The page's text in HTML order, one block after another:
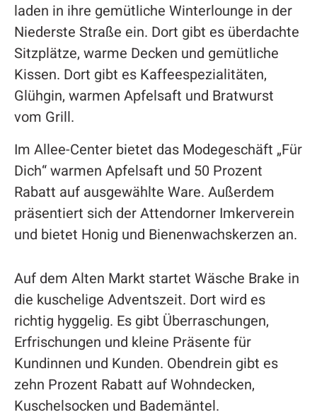
laden in ihre gemütliche Winterlounge in der
Niederste Straße ein. Dort gibt es überdachte
Sitzplätze, warme Decken und gemütliche
Kissen. Dort gibt es Kaffeespezialitäten,
Glühgin, warmen Apfelsaft und Bratwurst
vom Grill.
Im Allee-Center bietet das Modegeschäft „Für
Dich“ warmen Apfelsaft und 50 Prozent
Rabatt auf ausgewählte Ware. Außerdem
präsentiert sich der Attendorner Imkerverein
und bietet Honig und Bienenwachskerzen an.
Auf dem Alten Markt startet Wäsche Brake in
die kuschelige Adventszeit. Dort wird es
richtig hyggelig. Es gibt Überraschungen,
Erfrischungen und kleine Präsente für
Kundinnen und Kunden. Obendrein gibt es
zehn Prozent Rabatt auf Wohndecken,
Kuschelsocken und Bademäntel.